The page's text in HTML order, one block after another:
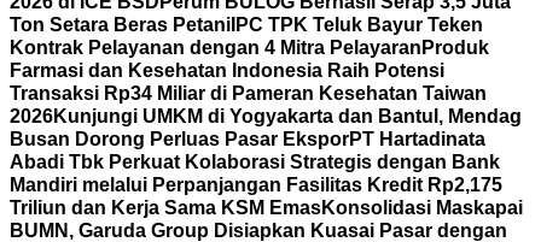
Ton Setara Beras Petani IPC TPK Teluk Bayur Teken
Kontrak Pelayanan dengan 4 Mitra Pelayaran Produk
Farmasi dan Kesehatan Indonesia Raih Potensi
Transaksi Rp34 Miliar di Pameran Kesehatan Taiwan
2026Kunjungi UMKM di Yogyakarta dan Bantul, Mendag
Busan Dorong Perluas Pasar EksporPT Hartadinata
Abadi Tbk Perkuat Kolaborasi Strategis dengan Bank
Mandiri melalui Perpanjangan Fasilitas Kredit Rp2,175
Triliun dan Kerja Sama KSM EmasKonsolidasi Maskapai
BUMN, Garuda Group Disiapkan Kuasai Pasar dengan